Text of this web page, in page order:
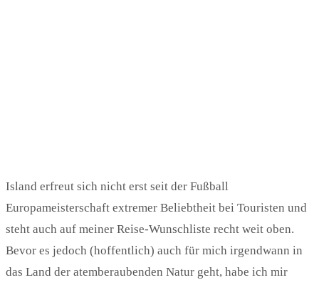
Island erfreut sich nicht erst seit der Fußball
Europameisterschaft extremer Beliebtheit bei Touristen und
steht auch auf meiner Reise-Wunschliste recht weit oben.
Bevor es jedoch (hoffentlich) auch für mich irgendwann in
das Land der atemberaubenden Natur geht, habe ich mir